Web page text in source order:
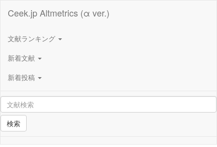
Ceek.jp Altmetrics (α ver.)
文献ランキング
新着文献
新着投稿
検索